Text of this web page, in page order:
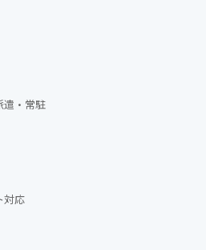
遣・常駐
対応